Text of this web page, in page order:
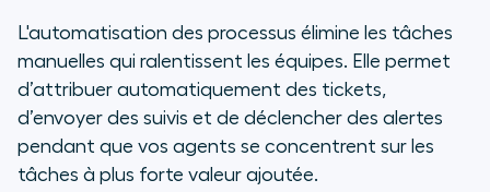
L'automatisation des processus élimine les tâches
manuelles qui ralentissent les équipes. Elle permet
d’attribuer automatiquement des tickets,
d’envoyer des suivis et de déclencher des alertes
pendant que vos agents se concentrent sur les
tâches à plus forte valeur ajoutée.